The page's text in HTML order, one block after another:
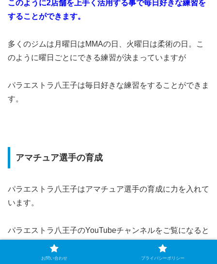
このように2店舗を上手く活用する事で毎日好きな練習を
することができます。
多くのジムは月曜日はMMAの日、火曜日は柔術の日。こ
のように曜日ごとにできる練習が決まっていますが
パラエストラ八王子は毎日好きな練習をすることができま
す。
アマチュア選手の育成
パラエストラ八王子はアマチュア選手の育成に力を入れて
います。
パラエストラ八王子のYouTubeチャンネルをご覧になると
分かりますが
お問い合わせ プライバシーポリシー